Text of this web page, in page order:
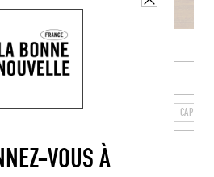
VOUS À
SAINT-GILLES RÉGION DE BRUXELLES-